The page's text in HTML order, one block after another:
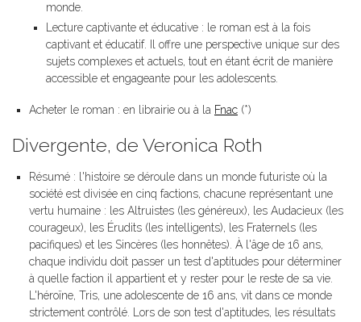
monde.
Lecture captivante et éducative : le roman est à la fois
captivant et éducatif. Il offre une perspective unique sur des
sujets complexes et actuels, tout en étant écrit de manière
accessible et engageante pour les adolescents.
Acheter le roman : en librairie ou à la Fnac (*)
Divergente, de Veronica Roth
Résumé : l'histoire se déroule dans un monde futuriste où la
société est divisée en cinq factions, chacune représentant une
vertu humaine : les Altruistes (les généreux), les Audacieux (les
courageux), les Érudits (les intelligents), les Fraternels (les
pacifiques) et les Sincères (les honnêtes). À l'âge de 16 ans,
chaque individu doit passer un test d'aptitudes pour déterminer
à quelle faction il appartient et y rester pour le reste de sa vie.
L'héroïne, Tris, une adolescente de 16 ans, vit dans ce monde
strictement contrôlé. Lors de son test d'aptitudes, les résultats